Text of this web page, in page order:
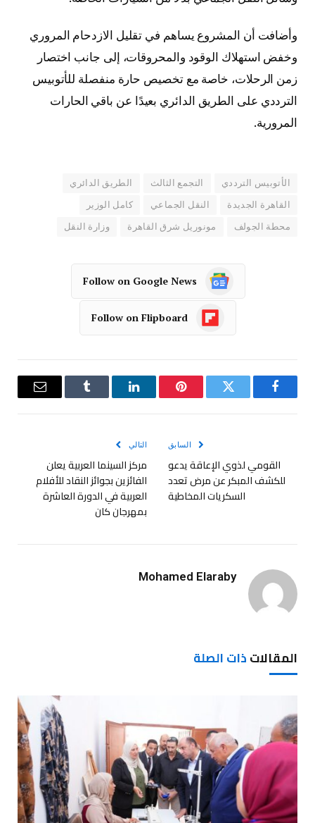
وأضافت أن المشروع يساهم في تقليل الازدحام المروري
وخفض استهلاك الوقود والمحروقات، إلى جانب اختصار
زمن الرحلات، خاصة مع تخصيص حارة منفصلة للأتوبيس
الترددي على الطريق الدائري بعيدًا عن باقي الحارات
المرورية.
الأتوبيس الترددي التجمع الثالث الطريق الدائري
القاهرة الجديدة النقل الجماعي كامل الوزير
محطة الجولف مونوريل شرق القاهرة وزارة النقل
Follow on Google News
Follow on Flipboard
فيسبوك تويتر بينتيريستلينكدإن Tumblr
البريد
السابق
القومي لذوي الإعاقة يدعو
للكشف المبكر عن مرض تعدد
السكريات المخاطية
التالي
مركز السينما العربية يعلن
الفائزين بجوائز النقاد للأفلام
العربية في الدورة العاشرة
بمهرجان كان
Mohamed Elaraby
المقالاتذات الصلة